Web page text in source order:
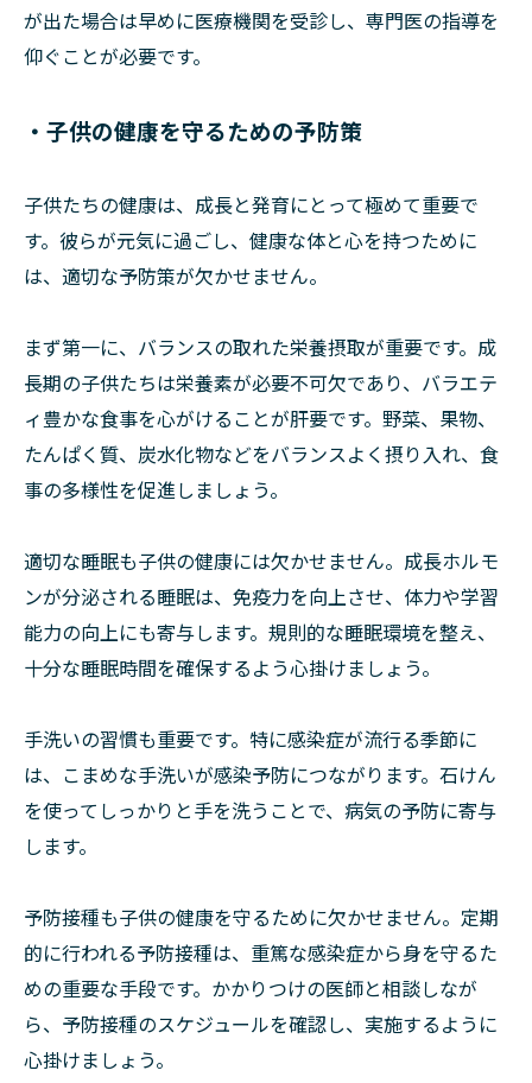
が出た場合は早めに医療機関を受診し、専門医の指導を
仰ぐことが必要です。
・子供の健康を守るための予防策
子供たちの健康は、成長と発育にとって極めて重要で
す。彼らが元気に過ごし、健康な体と心を持つために
は、適切な予防策が欠かせません。
まず第一に、バランスの取れた栄養摂取が重要です。成
長期の子供たちは栄養素が必要不可欠であり、バラエテ
ィ豊かな食事を心がけることが肝要です。野菜、果物、
たんぱく質、炭水化物などをバランスよく摂り入れ、食
事の多様性を促進しましょう。
適切な睡眠も子供の健康には欠かせません。成長ホルモ
ンが分泌される睡眠は、免疫力を向上させ、体力や学習
能力の向上にも寄与します。規則的な睡眠環境を整え、
十分な睡眠時間を確保するよう心掛けましょう。
手洗いの習慣も重要です。特に感染症が流行る季節に
は、こまめな手洗いが感染予防につながります。石けん
を使ってしっかりと手を洗うことで、病気の予防に寄与
します。
予防接種も子供の健康を守るために欠かせません。定期
的に行われる予防接種は、重篤な感染症から身を守るた
めの重要な手段です。かかりつけの医師と相談しなが
ら、予防接種のスケジュールを確認し、実施するように
心掛けましょう。